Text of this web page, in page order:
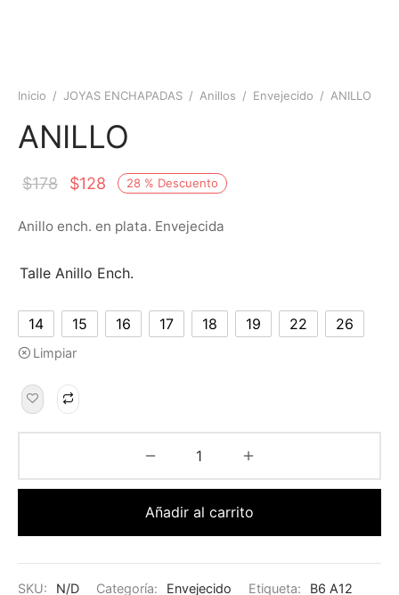
Inicio / JOYAS ENCHAPADAS / Anillos / Envejecido / ANILLO
ANILLO
28 % Descuento
$178 $128
Anillo ench. en plata. Envejecida
Talle Anillo Ench.
14 15 16 17 18 19 22 26
Limpiar
Añadir al carrito
SKU: N/D Categoría: Envejecido Etiqueta: B6 A12